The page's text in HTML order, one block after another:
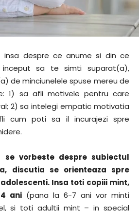
insa despre ce anume si din ce
sa te simti suparat(a),
de minciunelele spuse mereu de
1) sa afli motivele pentru care
2) sa intelegi empatic motivatia
cum poti sa il incurajezi spre
se vorbeste despre subiectul
discutia se orienteaza spre
Insa toti copiii mint,
ani (pana la 6-7 ani vor minti
si toti adultii mint – in special